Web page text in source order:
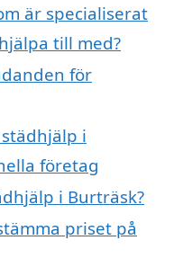
är specialiserat
till med?
för
i
företag
i Burträsk?
priset på